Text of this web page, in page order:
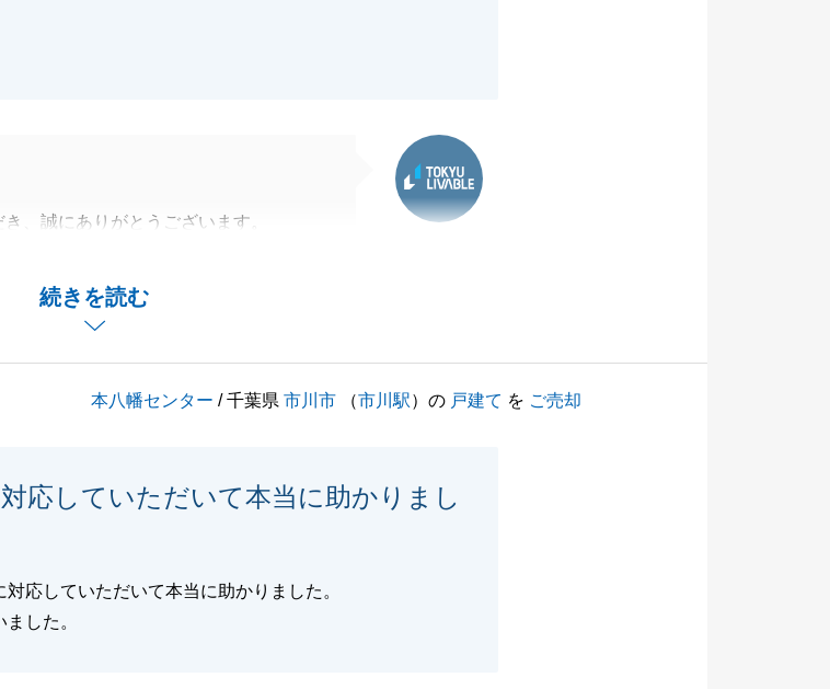
続きを読む
、誠にありがとうございます。
いましたら、いつでもお気軽にお声が
本八幡センター / 千葉県市川市 （市川駅）の 戸建て を ご売却
応していただいて本当に助かりまし
応していただいて本当に助かりました。
した。